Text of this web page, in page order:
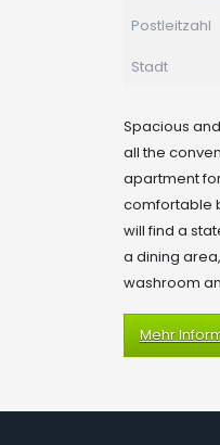
Postleitzahl
Stadt
Spacious
all the
apartment
comfortable
will find a
a dining
washroom
Mehr